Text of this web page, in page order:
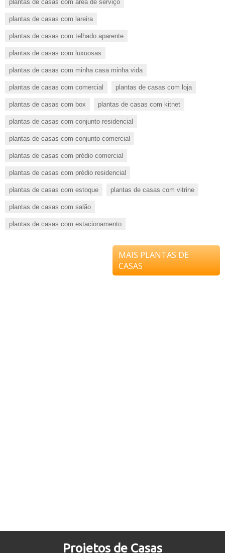
plantas de casas com área de serviço
plantas de casas com lareira
plantas de casas com telhado aparente
plantas de casas com luxuosas
plantas de casas com minha casa minha vida
plantas de casas com comercial plantas de casas com loja
plantas de casas com box plantas de casas com kitnet
plantas de casas com conjunto residencial
plantas de casas com conjunto comercial
plantas de casas com prédio comercial
plantas de casas com prédio residencial
plantas de casas com estoque plantas de casas com vitrine
plantas de casas com salão
plantas de casas com estacionamento
MAIS PLANTAS DE
CASAS
Projetos de Casas